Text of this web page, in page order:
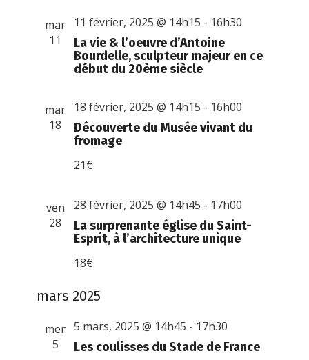
mar
11
La vie & l’oeuvre d’Antoine
Bourdelle, sculpteur majeur en ce
début du 20ème siècle
11 février, 2025 @ 14h15 - 16h30
mar
18
Découverte du Musée vivant du
fromage
18 février, 2025 @ 14h15 - 16h00
21€
ven
28
La surprenante église du Saint-
Esprit, à l’architecture unique
28 février, 2025 @ 14h45 - 17h00
18€
mars 2025
mer
5
Les coulisses du Stade de France
5 mars, 2025 @ 14h45 - 17h30